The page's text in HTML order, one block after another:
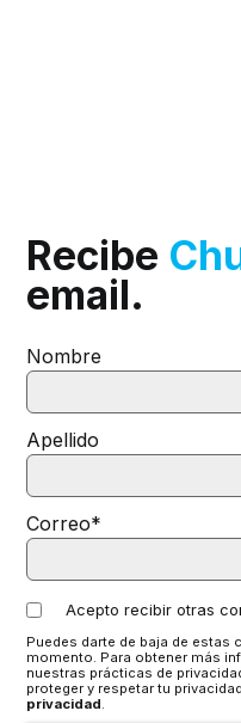
Recibe
email.
Nombre
Apellido
Correo*
Acepto recibir otras
Puedes darte de baja de estas
momento. Para obtener más
nuestras prácticas de
proteger y respetar tu
privacidad.